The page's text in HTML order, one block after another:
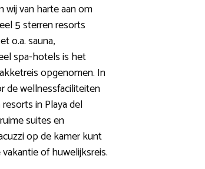
van harte aan om
5 sterren resorts
o.a. sauna,
spa-hotels is het
opgenomen. In
de wellnessfaciliteiten
in Playa del
suites en
op de kamer kunt
of huwelijksreis.